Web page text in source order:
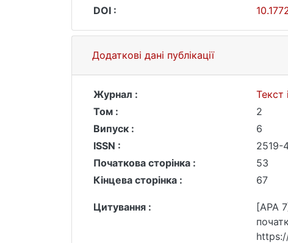
DOI :
Додаткові дані публікації
Журнал :
Текст
Том :
2
Випуск :
6
ISSN :
2519-
Початкова сторінка :
53
Кінцева сторінка :
67
Цитування :
[APA